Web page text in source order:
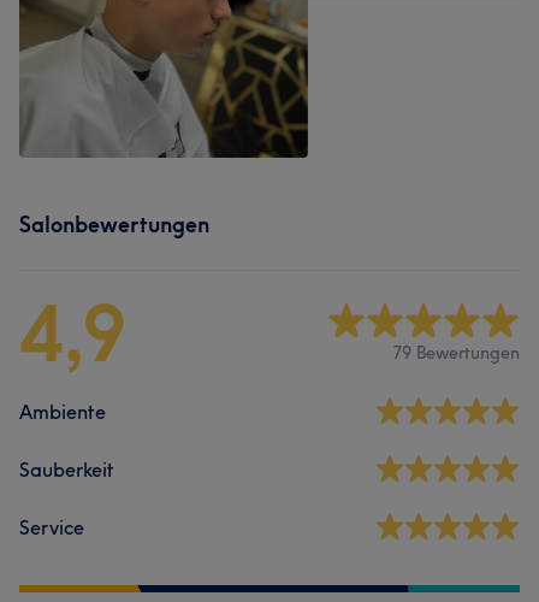
Salonbewertungen
4,9 79 Bewertungen
Ambiente
Sauberkeit
Service